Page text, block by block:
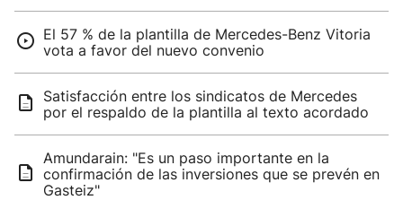
El 57 % de la plantilla de Mercedes-Benz Vitoria
vota a favor del nuevo convenio
Satisfacción entre los sindicatos de Mercedes
por el respaldo de la plantilla al texto acordado
Amundarain: "Es un paso importante en la
confirmación de las inversiones que se prevén en
Gasteiz"